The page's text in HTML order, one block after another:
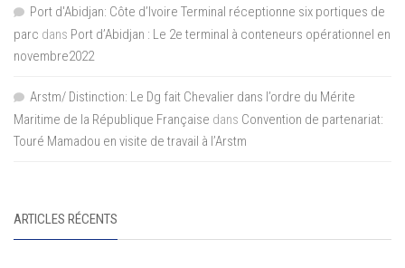
Port d'Abidjan: Côte d’Ivoire Terminal réceptionne six portiques de
parc dans Port d’Abidjan : Le 2e terminal à conteneurs opérationnel en
novembre2022
Arstm/ Distinction: Le Dg fait Chevalier dans l’ordre du Mérite
Maritime de la République Française dans Convention de partenariat:
Touré Mamadou en visite de travail à l’Arstm
ARTICLES RÉCENTS